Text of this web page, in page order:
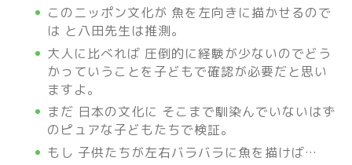
このニッポン文化が 魚を左向きに描かせるので
は と八田先生は推測。
大人に比べれば 圧倒的に経験が少ないのでどう
かっていうことを子どもで確認が必要だと思い
ますよ。
まだ 日本の文化に そこまで馴染んでいないはず
のピュアな子どもたちで検証。
もし 子供たちが左右バラバラに魚を描けば…